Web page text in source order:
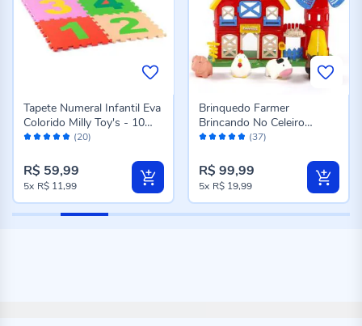
Avaliação: (20)
Tapete Numeral Infantil Eva
Colorido Milly Toy's - 10
Peças
R$ 59,99
5x R$ 11,99
Avaliação: (37)
Brinquedo Farmer
Brincando No Celeiro
Samba Toys - 0464
R$ 99,99
5x R$ 19,99